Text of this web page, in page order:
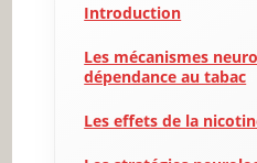
Introduction
Les mécanismes
dépendance au tabac
Les effets de la